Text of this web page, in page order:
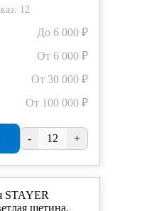
12
До 6 000 ₽
От 6 000 ₽
От 30 000 ₽
От 100 000 ₽
- +